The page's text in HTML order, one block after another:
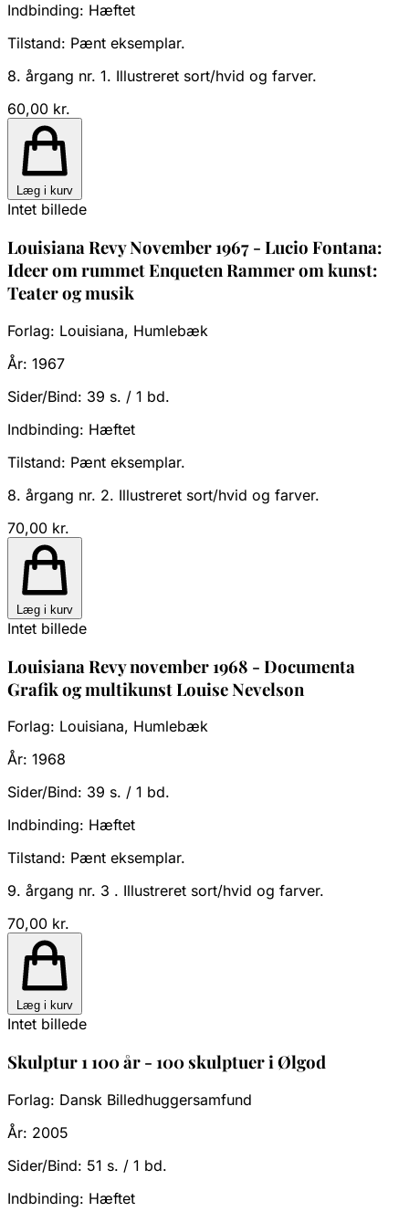
Indbinding: Hæftet
Tilstand: Pænt eksemplar.
8. årgang nr. 1. Illustreret sort/hvid og farver.
60,00 kr.
Læg i kurv
Intet billede
Louisiana Revy November 1967 - Lucio Fontana:
Ideer om rummet Enqueten Rammer om kunst:
Teater og musik
Forlag: Louisiana, Humlebæk
År: 1967
Sider/Bind: 39 s. / 1 bd.
Indbinding: Hæftet
Tilstand: Pænt eksemplar.
8. årgang nr. 2. Illustreret sort/hvid og farver.
70,00 kr.
Læg i kurv
Intet billede
Louisiana Revy november 1968 - Documenta
Grafik og multikunst Louise Nevelson
Forlag: Louisiana, Humlebæk
År: 1968
Sider/Bind: 39 s. / 1 bd.
Indbinding: Hæftet
Tilstand: Pænt eksemplar.
9. årgang nr. 3 . Illustreret sort/hvid og farver.
70,00 kr.
Læg i kurv
Intet billede
Skulptur 1 100 år - 100 skulptuer i Ølgod
Forlag: Dansk Billedhuggersamfund
År: 2005
Sider/Bind: 51 s. / 1 bd.
Indbinding: Hæftet